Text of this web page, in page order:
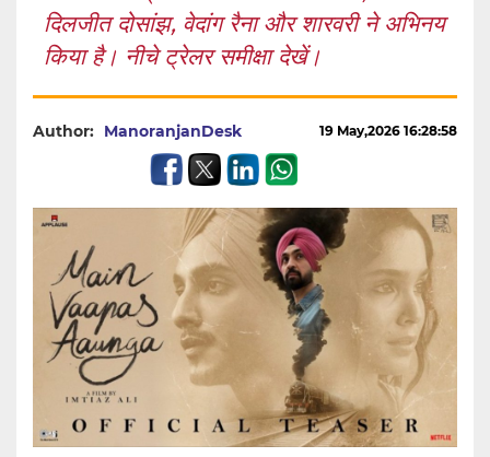
दिलजीत दोसांझ, वेदांग रैना और शारवरी ने अभिनय
किया है। नीचे ट्रेलर समीक्षा देखें।
Author: ManoranjanDesk 19 May,2026 16:28:58